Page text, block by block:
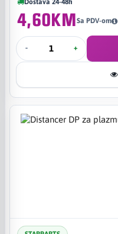
4,60KMSa PDV-om
- +